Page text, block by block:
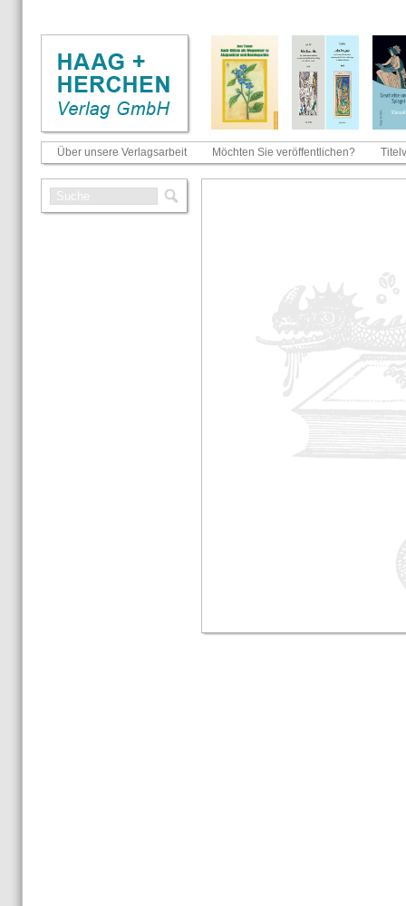
Über unsere Verlagsarbeit Möchten Sie veröffentlichen?